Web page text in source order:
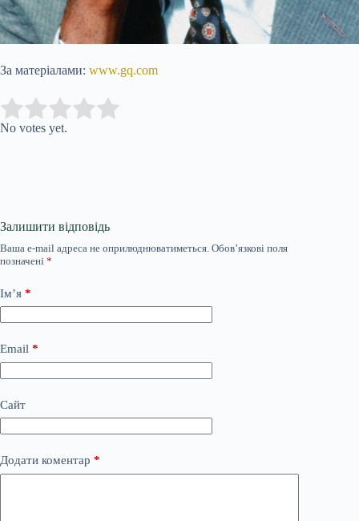
За матеріалами: www.gq.com
Rate this item:
No votes yet.
Залишити відповідь
Ваша e-mail адреса не оприлюднюватиметься. Обов’язкові поля
позначені *
Ім’я *
Email *
Сайт
Додати коментар *